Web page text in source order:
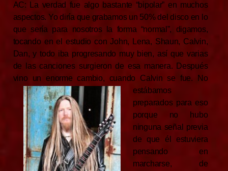
AC: La verdad fue algo bastante “bipolar” en muchos
aspectos. Yo diría que grabamos un 50% del disco en lo
que sería para nosotros la forma “normal”, digamos,
tocando en el estudio con John, Lena, Shaun, Calvin,
Dan, y todo iba progresando muy bien, así que varias
de las canciones surgieron de esa manera. Después
vino un enorme cambio, cuando Calvin se fue. No
estábamos
preparados para eso
porque no hubo
ninguna señal previa
de que él estuviera
pensando en
marcharse, de